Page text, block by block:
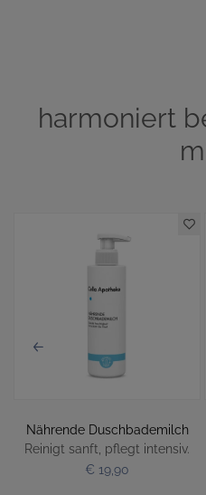
harmoniert
Nährende Duschbademilch
Reinigt sanft, pflegt intensiv.
€ 19,90